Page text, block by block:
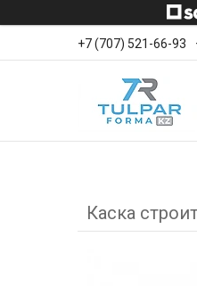
+7 (707) 521-66-93
Каска